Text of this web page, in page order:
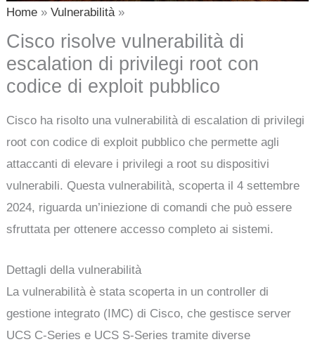
Home Vulnerabilità
Cisco risolve vulnerabilità di
escalation di privilegi root con
codice di exploit pubblico
Cisco ha risolto una vulnerabilità di escalation di privilegi
root con codice di exploit pubblico che permette agli
attaccanti di elevare i privilegi a root su dispositivi
vulnerabili. Questa vulnerabilità, scoperta il 4 settembre
2024, riguarda un’iniezione di comandi che può essere
sfruttata per ottenere accesso completo ai sistemi.
Dettagli della vulnerabilità
La vulnerabilità è stata scoperta in un controller di
gestione integrato (IMC) di Cisco, che gestisce server
UCS C-Series e UCS S-Series tramite diverse